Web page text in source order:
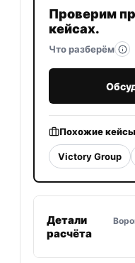
Проверим
кейсах.
Что разберём
Похожие кейсы
Victory Group
Детали
расчёта